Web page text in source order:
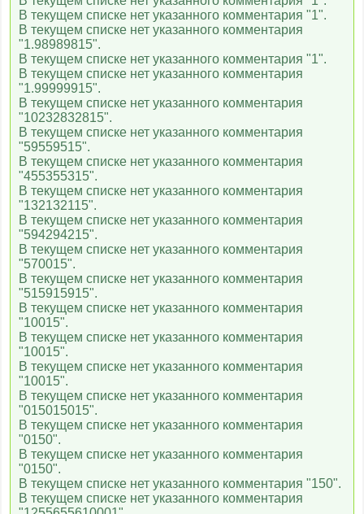
В текущем списке нет указанного комментария "1".
В текущем списке нет указанного комментария
"1.98989815".
В текущем списке нет указанного комментария "1".
В текущем списке нет указанного комментария
"1.99999915".
В текущем списке нет указанного комментария
"10232832815".
В текущем списке нет указанного комментария
"59559515".
В текущем списке нет указанного комментария
"455355315".
В текущем списке нет указанного комментария
"132132115".
В текущем списке нет указанного комментария
"594294215".
В текущем списке нет указанного комментария
"570015".
В текущем списке нет указанного комментария
"515915915".
В текущем списке нет указанного комментария
"10015".
В текущем списке нет указанного комментария
"10015".
В текущем списке нет указанного комментария
"10015".
В текущем списке нет указанного комментария
"015015015".
В текущем списке нет указанного комментария
"0150".
В текущем списке нет указанного комментария
"0150".
В текущем списке нет указанного комментария "150".
В текущем списке нет указанного комментария